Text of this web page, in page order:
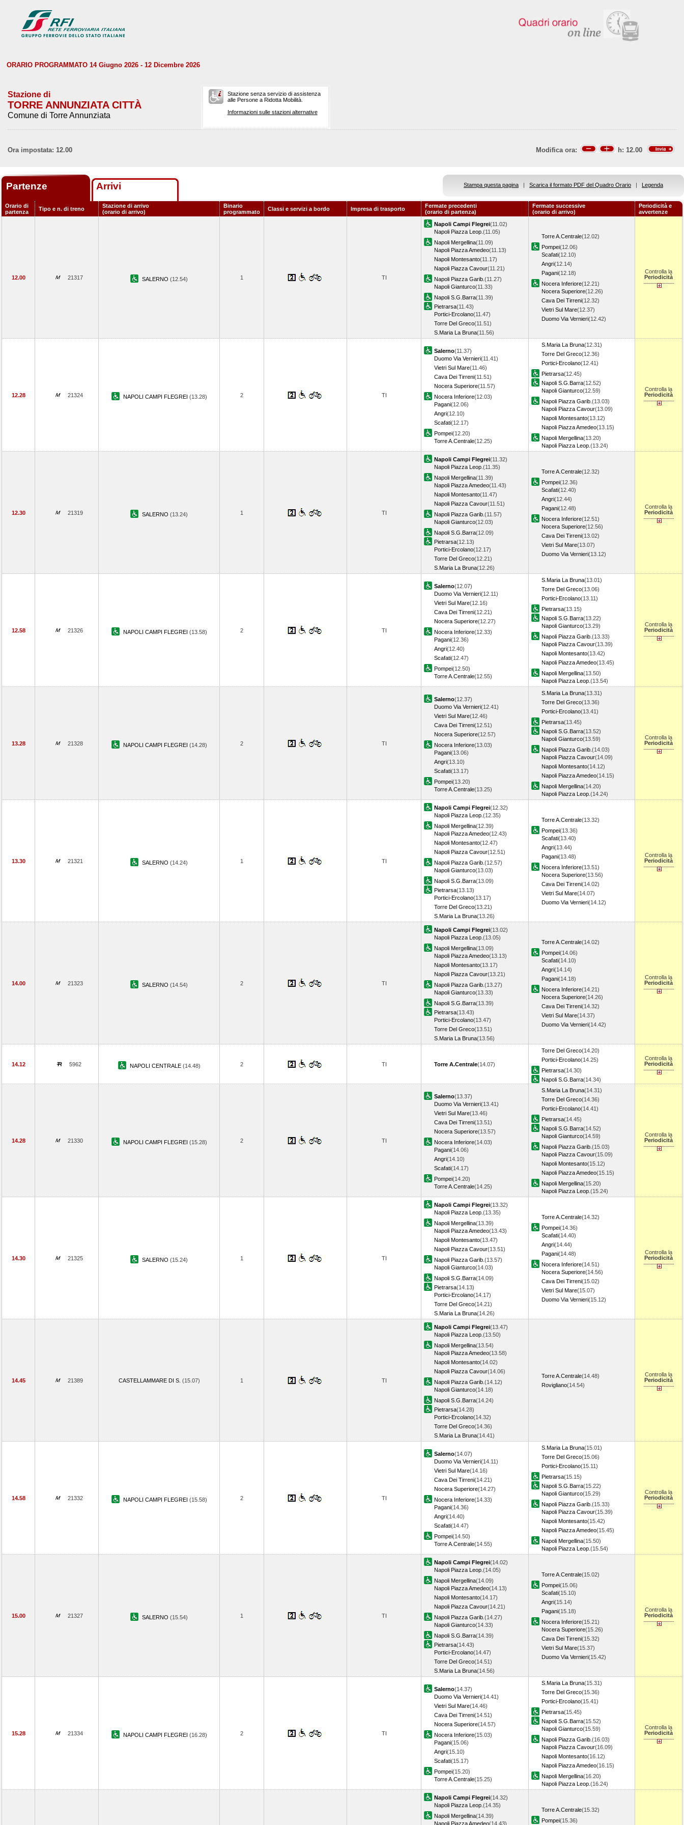
ORARIO PROGRAMMATO 14 Giugno 2026 - 12 Dicembre 2026
Stazione di
TORRE ANNUNZIATA CITTÀ
Comune di Torre Annunziata
Stazione senza servizio di assistenza
alle Persone a Ridotta Mobilità.
Informazioni sulle stazioni alternative
Ora impostata: 12.00 Modifica ora: h: 12.00
Partenze Arrivi Stampa questa pagina | Scarica il formato PDF del Quadro Orario | Legenda
Orario di
partenza
Tipo e n. di treno
Stazione di arrivo
(orario di arrivo)
Binario
programmato
Classi e servizi a bordo Impresa di trasporto
Fermate precedenti
(orario di partenza)
Fermate successive
(orario di arrivo)
Periodicità e
avvertenze
12.00 21317 SALERNO (12.54) 1 TI
Napoli Campi Flegrei(11.02)
Napoli Piazza Leop. (11.05)
Napoli Mergellina(11.09)
Napoli Piazza Amedeo(11.13)
Napoli Montesanto(11.17)
Napoli Piazza Cavour(11.21)
Napoli Piazza Garib. (11.27)
Napoli Gianturco(11.33)
Napoli S.G.Barra(11.39)
Pietrarsa(11.43)
Portici-Ercolano(11.47)
Torre Del Greco(11.51)
S.Maria La Bruna(11.56)
Torre A.Centrale(12.02)
Pompei(12.06)
Scafati(12.10)
Angri(12.14)
Pagani(12.18)
Nocera Inferiore(12.21)
Nocera Superiore(12.26)
Cava Dei Tirreni(12.32)
Vietri Sul Mare(12.37)
Duomo Via Vernieri(12.42)
Controlla la
Periodicità
12.28 21324 NAPOLI CAMPI FLEGREI (13.28) 2 TI
Salerno(11.37)
Duomo Via Vernieri(11.41)
Vietri Sul Mare(11.46)
Cava Dei Tirreni(11.51)
Nocera Superiore(11.57)
Nocera Inferiore(12.03)
Pagani(12.06)
Angri(12.10)
Scafati(12.17)
Pompei(12.20)
Torre A.Centrale(12.25)
S.Maria La Bruna(12.31)
Torre Del Greco(12.36)
Portici-Ercolano(12.41)
Pietrarsa(12.45)
Napoli S.G.Barra(12.52)
Napoli Gianturco(12.59)
Napoli Piazza Garib. (13.03)
Napoli Piazza Cavour(13.09)
Napoli Montesanto(13.12)
Napoli Piazza Amedeo(13.15)
Napoli Mergellina(13.20)
Napoli Piazza Leop. (13.24)
Controlla la
Periodicità
12.30 21319 SALERNO (13.24) 1 TI
Napoli Campi Flegrei(11.32)
Napoli Piazza Leop. (11.35)
Napoli Mergellina(11.39)
Napoli Piazza Amedeo(11.43)
Napoli Montesanto(11.47)
Napoli Piazza Cavour(11.51)
Napoli Piazza Garib. (11.57)
Napoli Gianturco(12.03)
Napoli S.G.Barra(12.09)
Pietrarsa(12.13)
Portici-Ercolano(12.17)
Torre Del Greco(12.21)
S.Maria La Bruna(12.26)
Torre A.Centrale(12.32)
Pompei(12.36)
Scafati(12.40)
Angri(12.44)
Pagani(12.48)
Nocera Inferiore(12.51)
Nocera Superiore(12.56)
Cava Dei Tirreni(13.02)
Vietri Sul Mare(13.07)
Duomo Via Vernieri(13.12)
Controlla la
Periodicità
12.58 21326 NAPOLI CAMPI FLEGREI (13.58) 2 TI
Salerno(12.07)
Duomo Via Vernieri(12.11)
Vietri Sul Mare(12.16)
Cava Dei Tirreni(12.21)
Nocera Superiore(12.27)
Nocera Inferiore(12.33)
Pagani(12.36)
Angri(12.40)
Scafati(12.47)
Pompei(12.50)
Torre A.Centrale(12.55)
S.Maria La Bruna(13.01)
Torre Del Greco(13.06)
Portici-Ercolano(13.11)
Pietrarsa(13.15)
Napoli S.G.Barra(13.22)
Napoli Gianturco(13.29)
Napoli Piazza Garib. (13.33)
Napoli Piazza Cavour(13.39)
Napoli Montesanto(13.42)
Napoli Piazza Amedeo(13.45)
Napoli Mergellina(13.50)
Napoli Piazza Leop. (13.54)
Controlla la
Periodicità
13.28 21328 NAPOLI CAMPI FLEGREI (14.28) 2 TI
Salerno(12.37)
Duomo Via Vernieri(12.41)
Vietri Sul Mare(12.46)
Cava Dei Tirreni(12.51)
Nocera Superiore(12.57)
Nocera Inferiore(13.03)
Pagani(13.06)
Angri(13.10)
Scafati(13.17)
Pompei(13.20)
Torre A.Centrale(13.25)
S.Maria La Bruna(13.31)
Torre Del Greco(13.36)
Portici-Ercolano(13.41)
Pietrarsa(13.45)
Napoli S.G.Barra(13.52)
Napoli Gianturco(13.59)
Napoli Piazza Garib. (14.03)
Napoli Piazza Cavour(14.09)
Napoli Montesanto(14.12)
Napoli Piazza Amedeo(14.15)
Napoli Mergellina(14.20)
Napoli Piazza Leop. (14.24)
Controlla la
Periodicità
13.30 21321 SALERNO (14.24) 1 TI
Napoli Campi Flegrei(12.32)
Napoli Piazza Leop. (12.35)
Napoli Mergellina(12.39)
Napoli Piazza Amedeo(12.43)
Napoli Montesanto(12.47)
Napoli Piazza Cavour(12.51)
Napoli Piazza Garib. (12.57)
Napoli Gianturco(13.03)
Napoli S.G.Barra(13.09)
Pietrarsa(13.13)
Portici-Ercolano(13.17)
Torre Del Greco(13.21)
S.Maria La Bruna(13.26)
Torre A.Centrale(13.32)
Pompei(13.36)
Scafati(13.40)
Angri(13.44)
Pagani(13.48)
Nocera Inferiore(13.51)
Nocera Superiore(13.56)
Cava Dei Tirreni(14.02)
Vietri Sul Mare(14.07)
Duomo Via Vernieri(14.12)
Controlla la
Periodicità
14.00 21323 SALERNO (14.54) 2 TI
Napoli Campi Flegrei(13.02)
Napoli Piazza Leop. (13.05)
Napoli Mergellina(13.09)
Napoli Piazza Amedeo(13.13)
Napoli Montesanto(13.17)
Napoli Piazza Cavour(13.21)
Napoli Piazza Garib. (13.27)
Napoli Gianturco(13.33)
Napoli S.G.Barra(13.39)
Pietrarsa(13.43)
Portici-Ercolano(13.47)
Torre Del Greco(13.51)
S.Maria La Bruna(13.56)
Torre A.Centrale(14.02)
Pompei(14.06)
Scafati(14.10)
Angri(14.14)
Pagani(14.18)
Nocera Inferiore(14.21)
Nocera Superiore(14.26)
Cava Dei Tirreni(14.32)
Vietri Sul Mare(14.37)
Duomo Via Vernieri(14.42)
Controlla la
Periodicità
14.12 5962 NAPOLI CENTRALE (14.48) 2 TI Torre A.Centrale(14.07)
Torre Del Greco(14.20)
Portici-Ercolano(14.25)
Pietrarsa(14.30)
Napoli S.G.Barra(14.34)
Controlla la
Periodicità
14.28 21330 NAPOLI CAMPI FLEGREI (15.28) 2 TI
Salerno(13.37)
Duomo Via Vernieri(13.41)
Vietri Sul Mare(13.46)
Cava Dei Tirreni(13.51)
Nocera Superiore(13.57)
Nocera Inferiore(14.03)
Pagani(14.06)
Angri(14.10)
Scafati(14.17)
Pompei(14.20)
Torre A.Centrale(14.25)
S.Maria La Bruna(14.31)
Torre Del Greco(14.36)
Portici-Ercolano(14.41)
Pietrarsa(14.45)
Napoli S.G.Barra(14.52)
Napoli Gianturco(14.59)
Napoli Piazza Garib. (15.03)
Napoli Piazza Cavour(15.09)
Napoli Montesanto(15.12)
Napoli Piazza Amedeo(15.15)
Napoli Mergellina(15.20)
Napoli Piazza Leop. (15.24)
Controlla la
Periodicità
14.30 21325 SALERNO (15.24) 1 TI
Napoli Campi Flegrei(13.32)
Napoli Piazza Leop. (13.35)
Napoli Mergellina(13.39)
Napoli Piazza Amedeo(13.43)
Napoli Montesanto(13.47)
Napoli Piazza Cavour(13.51)
Napoli Piazza Garib. (13.57)
Napoli Gianturco(14.03)
Napoli S.G.Barra(14.09)
Pietrarsa(14.13)
Portici-Ercolano(14.17)
Torre Del Greco(14.21)
S.Maria La Bruna(14.26)
Torre A.Centrale(14.32)
Pompei(14.36)
Scafati(14.40)
Angri(14.44)
Pagani(14.48)
Nocera Inferiore(14.51)
Nocera Superiore(14.56)
Cava Dei Tirreni(15.02)
Vietri Sul Mare(15.07)
Duomo Via Vernieri(15.12)
Controlla la
Periodicità
14.45 21389 CASTELLAMMARE DI S. (15.07) 1 TI
Napoli Campi Flegrei(13.47)
Napoli Piazza Leop. (13.50)
Napoli Mergellina(13.54)
Napoli Piazza Amedeo(13.58)
Napoli Montesanto(14.02)
Napoli Piazza Cavour(14.06)
Napoli Piazza Garib. (14.12)
Napoli Gianturco(14.18)
Napoli S.G.Barra(14.24)
Pietrarsa(14.28)
Portici-Ercolano(14.32)
Torre Del Greco(14.36)
S.Maria La Bruna(14.41)
Torre A.Centrale(14.48)
Rovigliano(14.54)
Controlla la
Periodicità
14.58 21332 NAPOLI CAMPI FLEGREI (15.58) 2 TI
Salerno(14.07)
Duomo Via Vernieri(14.11)
Vietri Sul Mare(14.16)
Cava Dei Tirreni(14.21)
Nocera Superiore(14.27)
Nocera Inferiore(14.33)
Pagani(14.36)
Angri(14.40)
Scafati(14.47)
Pompei(14.50)
Torre A.Centrale(14.55)
S.Maria La Bruna(15.01)
Torre Del Greco(15.06)
Portici-Ercolano(15.11)
Pietrarsa(15.15)
Napoli S.G.Barra(15.22)
Napoli Gianturco(15.29)
Napoli Piazza Garib. (15.33)
Napoli Piazza Cavour(15.39)
Napoli Montesanto(15.42)
Napoli Piazza Amedeo(15.45)
Napoli Mergellina(15.50)
Napoli Piazza Leop. (15.54)
Controlla la
Periodicità
15.00 21327 SALERNO (15.54) 1 TI
Napoli Campi Flegrei(14.02)
Napoli Piazza Leop. (14.05)
Napoli Mergellina(14.09)
Napoli Piazza Amedeo(14.13)
Napoli Montesanto(14.17)
Napoli Piazza Cavour(14.21)
Napoli Piazza Garib. (14.27)
Napoli Gianturco(14.33)
Napoli S.G.Barra(14.39)
Pietrarsa(14.43)
Portici-Ercolano(14.47)
Torre Del Greco(14.51)
S.Maria La Bruna(14.56)
Torre A.Centrale(15.02)
Pompei(15.06)
Scafati(15.10)
Angri(15.14)
Pagani(15.18)
Nocera Inferiore(15.21)
Nocera Superiore(15.26)
Cava Dei Tirreni(15.32)
Vietri Sul Mare(15.37)
Duomo Via Vernieri(15.42)
Controlla la
Periodicità
15.28 21334 NAPOLI CAMPI FLEGREI (16.28) 2 TI
Salerno(14.37)
Duomo Via Vernieri(14.41)
Vietri Sul Mare(14.46)
Cava Dei Tirreni(14.51)
Nocera Superiore(14.57)
Nocera Inferiore(15.03)
Pagani(15.06)
Angri(15.10)
Scafati(15.17)
Pompei(15.20)
Torre A.Centrale(15.25)
S.Maria La Bruna(15.31)
Torre Del Greco(15.36)
Portici-Ercolano(15.41)
Pietrarsa(15.45)
Napoli S.G.Barra(15.52)
Napoli Gianturco(15.59)
Napoli Piazza Garib. (16.03)
Napoli Piazza Cavour(16.09)
Napoli Montesanto(16.12)
Napoli Piazza Amedeo(16.15)
Napoli Mergellina(16.20)
Napoli Piazza Leop. (16.24)
Controlla la
Periodicità
Napoli Campi Flegrei(14.32)
Napoli Piazza Leop. (14.35)
Napoli Mergellina(14.39)
Napoli Piazza Amedeo(14.43)
Torre A.Centrale(15.32)
Pompei(15.36)